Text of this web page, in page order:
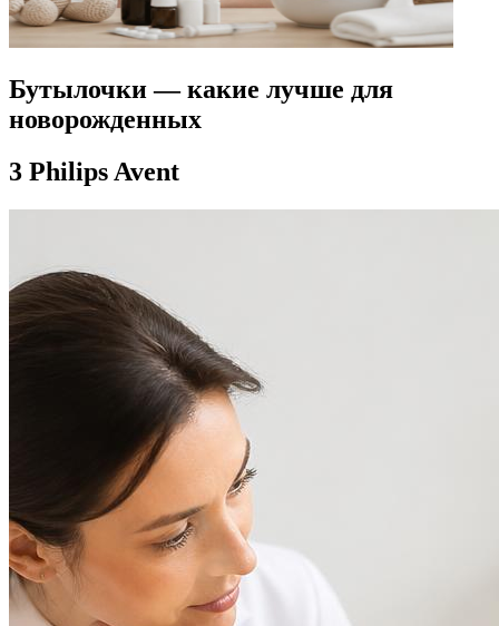
Бутылочки — какие лучше для
новорожденных
3 Philips Avent